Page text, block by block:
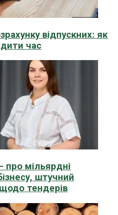
відпускних: як
час
про мільярдні
штучний
тендерів